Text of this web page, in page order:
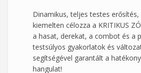
Dinamikus, teljes testes erősítés,
kiemelten célozza a KRITIKUS
a hasat, derekat, a combot és a
testsúlyos gyakorlatok és
segítségével garantált a
hangulat!